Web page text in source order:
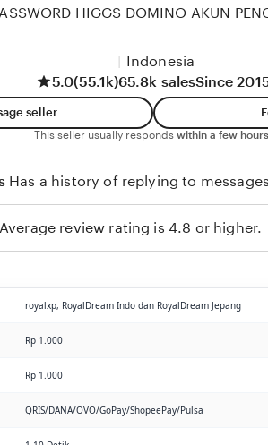
HIGGS DOMINO AKUN
Indonesia
5.0(55.1k)65.8k salesSince
seller
This seller usually responds within a few
Has a history of replying to
Average review rating is 4.8 or higher.
royalxp, RoyalDream Indo dan RoyalDream Jepang
Rp 1.000
Rp 1.000
QRIS/DANA/OVO/GoPay/ShopeePay/Pulsa